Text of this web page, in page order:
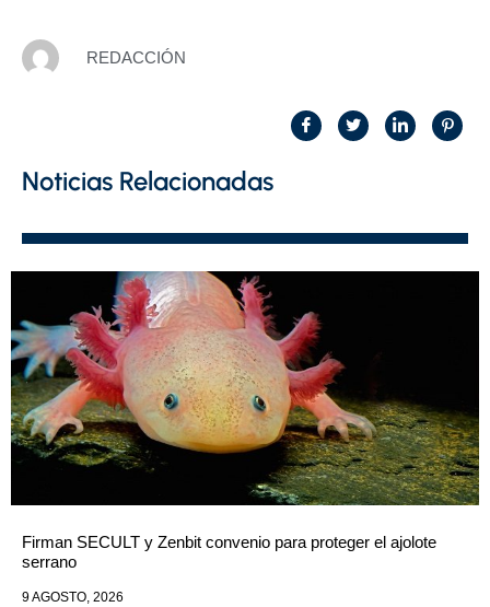
REDACCIÓN
Noticias Relacionadas
Firman SECULT y Zenbit convenio para proteger el ajolote
serrano
9 AGOSTO, 2026